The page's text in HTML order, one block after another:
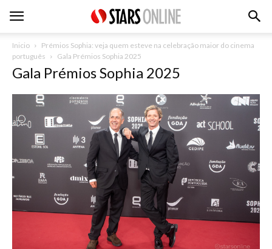
Inicio
Prémios Sophia: veja quem esteve na celebração maior do cinema
português
Gala Prémios Sophia 2025
Gala Prémios Sophia 2025